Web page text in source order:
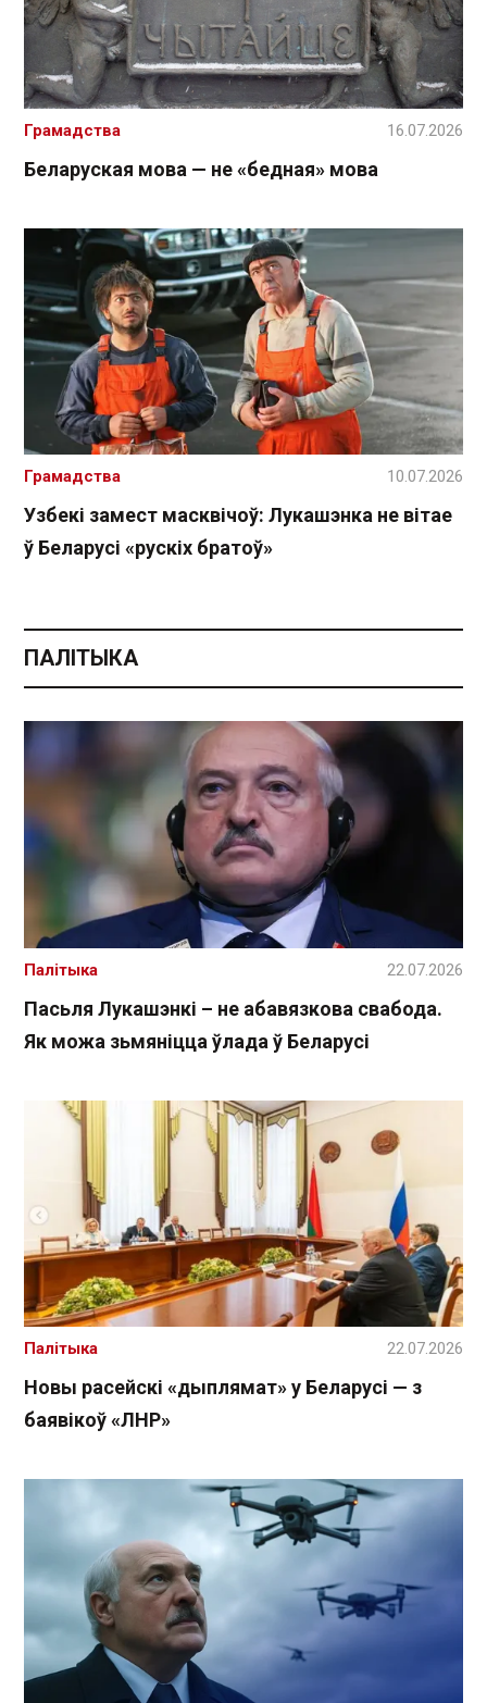
Беларуская мова — не «бедная» мова
Грамадства 16.07.2026
Узбекі замест масквічоў: Лукашэнка не вітае
ў Беларусі «рускіх братоў»
Грамадства 10.07.2026
ПАЛІТЫКА
Пасьля Лукашэнкі – не абавязкова свабода.
Як можа зьмяніцца ўлада ў Беларусі
Палітыка 22.07.2026
Новы расейскі «дыплямат» у Беларусі — з
баявікоў «ЛНР»
Палітыка 22.07.2026